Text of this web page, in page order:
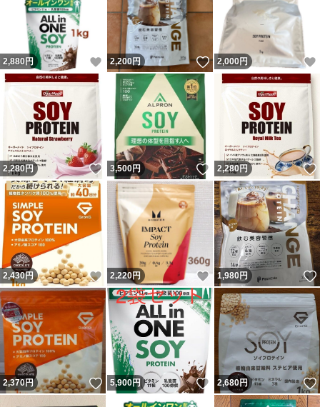
2,880 円 いいね！
2,200円 いいね！
2,000円
2,280円 いいね！
3,500円 いいね！
2,280 円
2,430円 いいね！
2,220円 いいね！
1,980円
2,370円 いいね！
5,900円 いいね！
2,680円